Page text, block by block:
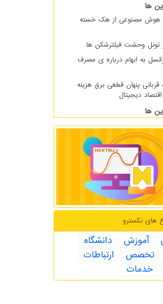
ها
هوش مصنوعی از هک خسته
تونل وحشت فیلترشکن ها
به ابهام درباره ی مصرف
قربانی پنهان قطعی برق هزینه
دیجیتال
ها
های نكسترو
آموزش
دانشگاه
تخصص
ارتباطات
خدمات